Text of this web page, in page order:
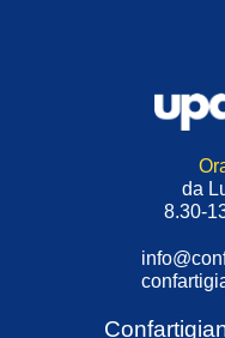
da
8.30-